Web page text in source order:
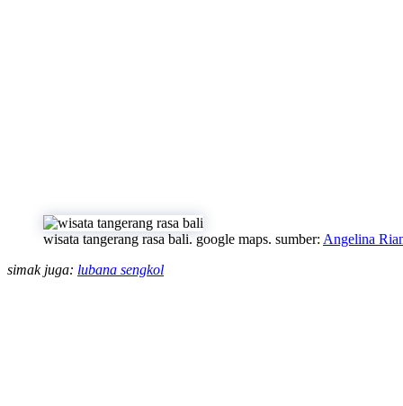
wisata tangerang rasa bali. google maps. sumber: Angelina
simak juga: lubana sengkol